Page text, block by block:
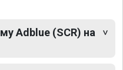
Adblue (SCR) на